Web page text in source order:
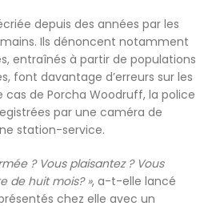
depuis des années par les
Ils dénoncent notamment
entraînés à partir de populations
font davantage d’erreurs sur les
cas de Porcha Woodruff, la police
par une caméra de
station-service.
? Vous plaisantez ? Vous
de huit mois? », a-t-elle lancé
chez elle avec un